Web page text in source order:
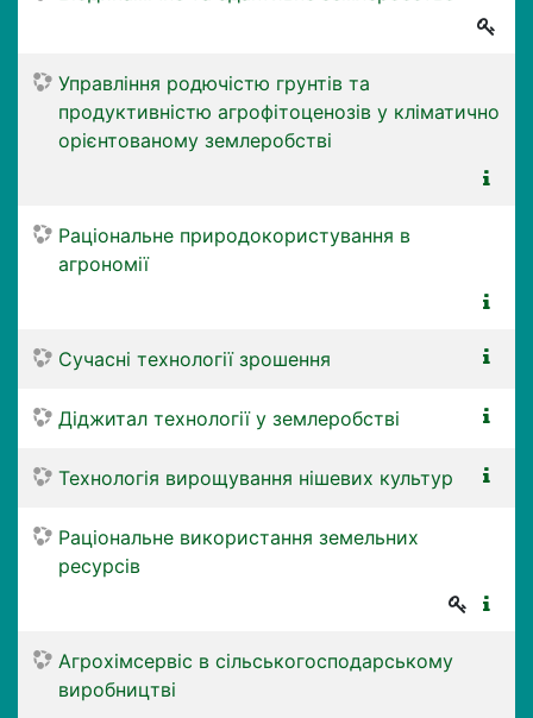
Управління родючістю грунтів та
продуктивністю агрофітоценозів у кліматично
орієнтованому землеробстві
Раціональне природокористування в
агрономії
Сучасні технології зрошення
Діджитал технології у землеробстві
Технологія вирощування нішевих культур
Раціональне використання земельних
ресурсів
Агрохімсервіс в сільськогосподарському
виробництві